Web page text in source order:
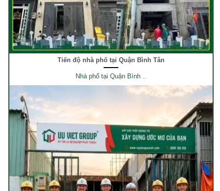
Tiến độ nhà phố tại Quận Bình Tân
Nhà phố tại Quận Bình ..